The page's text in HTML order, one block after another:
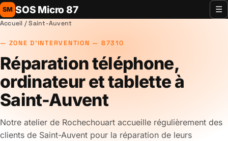
SM SOS Micro 87 ☰
Accueil / Saint-Auvent
ZONE D'INTERVENTION — 87310
Réparation téléphone,
ordinateur et tablette à
Saint-Auvent
Notre atelier de Rochechouart accueille régulièrement des
clients de Saint-Auvent pour la réparation de leurs